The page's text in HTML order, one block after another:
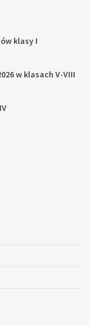
klasy I
w klasach V-VIII